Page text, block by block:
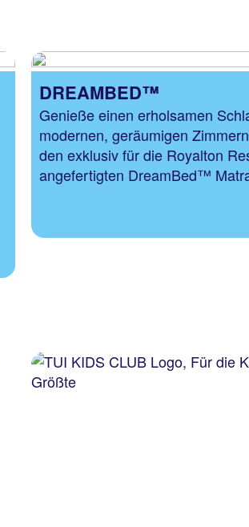
DREAMBED™
Genieße einen erholsamen
modernen, geräumigen
den exklusiv für die Royalton
angefertigten DreamBed™